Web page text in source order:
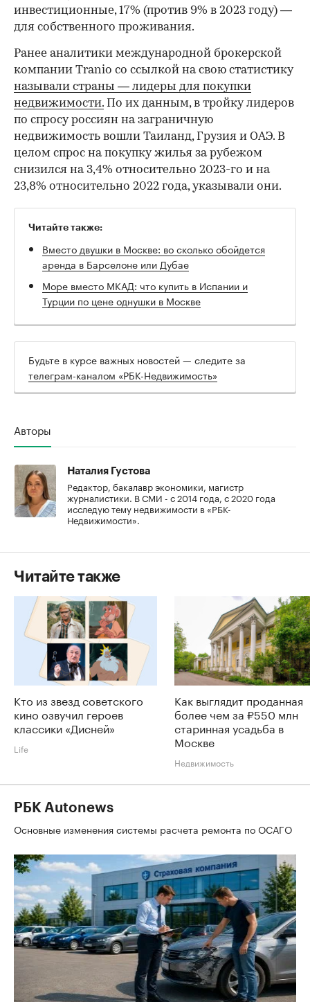
инвестиционные, 17% (против 9% в 2023 году) —
для собственного проживания.
Ранее аналитики международной брокерской
компании Tranio со ссылкой на свою статистику
называли страны — лидеры для покупки
недвижимости. По их данным, в тройку лидеров
по спросу россиян на заграничную
недвижимость вошли Таиланд, Грузия и ОАЭ. В
целом спрос на покупку жилья за рубежом
снизился на 3,4% относительно 2023-го и на
23,8% относительно 2022 года, указывали они.
Читайте также:
Вместо двушки в Москве: во сколько обойдется
аренда в Барселоне или Дубае
Море вместо МКАД: что купить в Испании и
Турции по цене однушки в Москве
Будьте в курсе важных новостей — следите за
телеграм-каналом «РБК-Недвижимость»
Авторы
Наталия Густова
Редактор, бакалавр экономики, магистр
журналистики. В СМИ - с 2014 года, с 2020 года
исследую тему недвижимости в «РБК-
Недвижимости».
Читайте также
Кто из звезд советского
кино озвучил героев
классики «Дисней»
Life
Как выглядит проданная
более чем за ₽550 млн
старинная усадьба в
Москве
Недвижимость
РБК Autonews
Основные изменения системы расчета ремонта по ОСАГО